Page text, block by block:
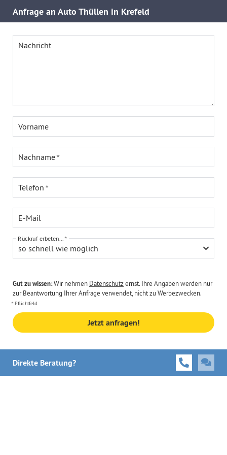
Anfrage an Auto Thüllen in Krefeld
Nachricht
Vorname
Nachname
Telefon
E-Mail
so schnell wie möglich
Rückruf erbeten...
Gut zu wissen:Wir nehmen Datenschutzernst. Ihre Angaben werden nur
zur Beantwortung Ihrer Anfrage verwendet, nicht zu Werbezwecken.
Pflichtfeld
Jetzt anfragen!
Direkte Beratung?